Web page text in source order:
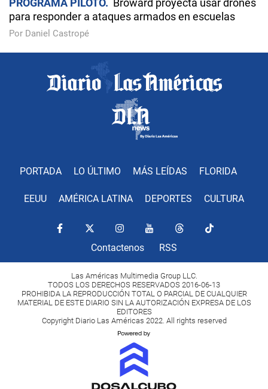
PROGRAMA PILOTO
Broward proyecta usar drones
para responder a ataques armados en escuelas
Por Daniel Castropé
PORTADA LO ÚLTIMO MÁS LEÍDAS FLORIDA
EEUU AMÉRICA LATINA DEPORTES CULTURA
Contactenos RSS
Las Américas Multimedia Group LLC.
TODOS LOS DERECHOS RESERVADOS 2016-06-13
PROHIBIDA LA REPRODUCCIÓN TOTAL O PARCIAL DE CUALQUIER
MATERIAL DE ESTE DIARIO SIN LA AUTORIZACIÓN EXPRESA DE LOS
EDITORES
Copyright Diario Las Américas 2022. All rights reserved